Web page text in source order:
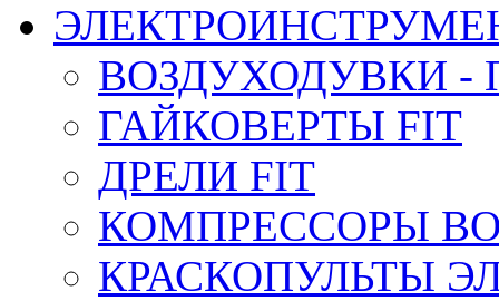
ВОЗДУХОДУВКИ -
ГАЙКОВЕРТЫ FIT
ДРЕЛИ FIT
КОМПРЕССОРЫ
КРАСКОПУЛЬТЫ